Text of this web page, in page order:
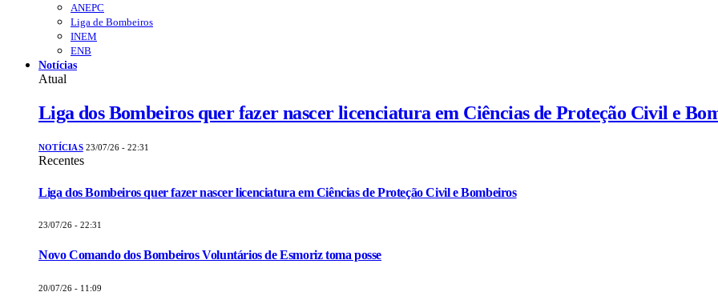
ANEPC
Liga de Bombeiros
INEM
ENB
Notícias
Atual
Liga dos Bombeiros quer fazer nascer licenciatura em Ciências de Proteção Civil e
NOTÍCIAS 23/07/26 - 22:31
Recentes
Liga dos Bombeiros quer fazer nascer licenciatura em Ciências de Proteção Civil e Bombeiros
23/07/26 - 22:31
Novo Comando dos Bombeiros Voluntários de Esmoriz toma posse
20/07/26 - 11:09